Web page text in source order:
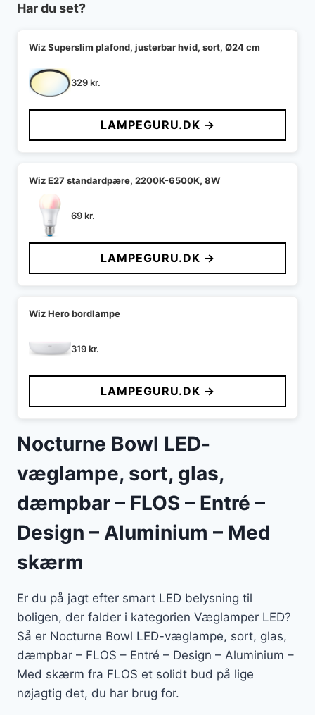
Har du set?
Wiz Superslim plafond, justerbar hvid, sort, Ø24 cm
329kr.
LAMPEGURU.DK →
Wiz E27 standardpære, 2200K-6500K, 8W
69kr.
LAMPEGURU.DK →
Wiz Hero bordlampe
319kr.
LAMPEGURU.DK →
Nocturne Bowl LED-
væglampe, sort, glas,
dæmpbar – FLOS – Entré –
Design – Aluminium – Med
skærm
Er du på jagt efter smart LED belysning til
boligen, der falder i kategorien Væglamper LED?
Så er Nocturne Bowl LED-væglampe, sort, glas,
dæmpbar – FLOS – Entré – Design – Aluminium –
Med skærm fra FLOS et solidt bud på lige
nøjagtig det, du har brug for.